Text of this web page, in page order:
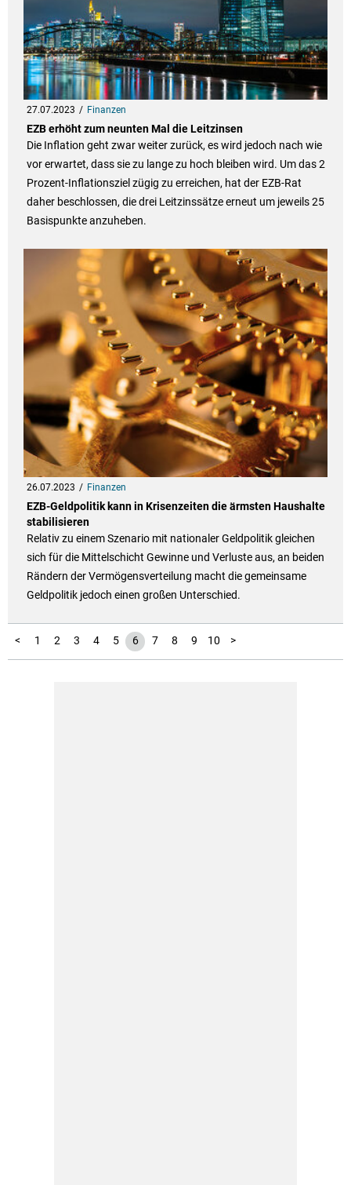
27.07.2023 Finanzen
EZB erhöht zum neunten Mal die Leitzinsen
Die Inflation geht zwar weiter zurück, es wird jedoch nach wie
vor erwartet, dass sie zu lange zu hoch bleiben wird. Um das 2
Prozent-Inflationsziel zügig zu erreichen, hat der EZB-Rat
daher beschlossen, die drei Leitzinssätze erneut um jeweils 25
Basispunkte anzuheben.
26.07.2023 Finanzen
EZB-Geldpolitik kann in Krisenzeiten die ärmsten Haushalte
stabilisieren
Relativ zu einem Szenario mit nationaler Geldpolitik gleichen
sich für die Mittelschicht Gewinne und Verluste aus, an beiden
Rändern der Vermögensverteilung macht die gemeinsame
Geldpolitik jedoch einen großen Unterschied.
< 1 2 3 4 5 6 7 8 9 10
11
12
13
14
15 >